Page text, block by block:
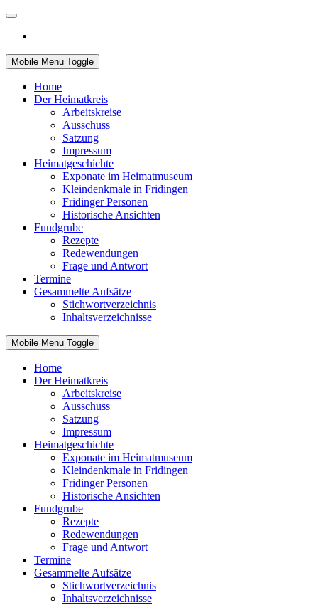
Mobile Menu Toggle
Home
Der Heimatkreis
Arbeitskreise
Ausschuss
Satzung
Impressum
Heimatgeschichte
Exponate im Heimatmuseum
Kleindenkmale in Fridingen
Fridinger Personen
Historische Ansichten
Fundgrube
Rezepte
Redewendungen
Frage und Antwort
Termine
Gesammelte Aufsätze
Stichwortverzeichnis
Inhaltsverzeichnisse
Mobile Menu Toggle
Home
Der Heimatkreis
Arbeitskreise
Ausschuss
Satzung
Impressum
Heimatgeschichte
Exponate im Heimatmuseum
Kleindenkmale in Fridingen
Fridinger Personen
Historische Ansichten
Fundgrube
Rezepte
Redewendungen
Frage und Antwort
Termine
Gesammelte Aufsätze
Stichwortverzeichnis
Inhaltsverzeichnisse